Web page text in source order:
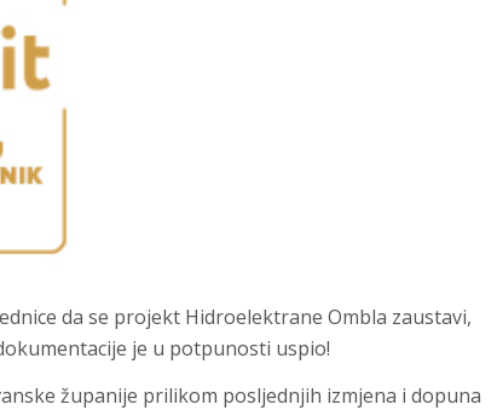
da se projekt Hidroelektrane Ombla zaustavi,
je u potpunosti uspio!
županije prilikom posljednjih izmjena i dopuna